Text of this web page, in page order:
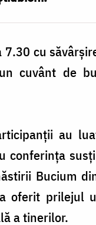
cu
cuvânt de
au
conferința
Bucium
oferit prilejul
a tinerilor.